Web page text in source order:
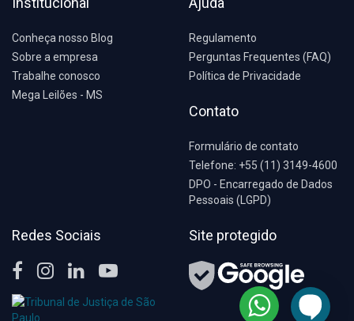
Conheça nosso Blog
Sobre a empresa
Trabalhe conosco
Mega Leilões - MS
Regulamento
Perguntas Frequentes (FAQ)
Política de Privacidade
Contato
Formulário de contato
Telefone: +55 (11) 3149-4600
DPO - Encarregado de Dados
Pessoais (LGPD)
Redes Sociais Site protegido